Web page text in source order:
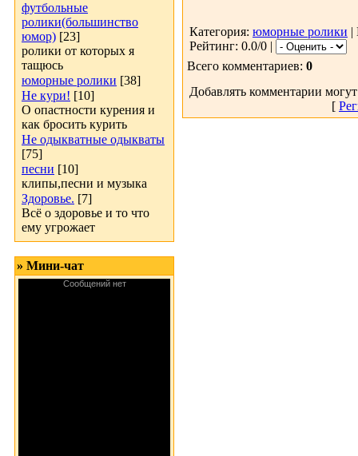
футбольные
ролики(большинство
юмор) [23]
ролики от которых я
тащюсь
юморные ролики [38]
Не кури! [10]
О опастности курения и
как бросить курить
Не одыкватные одыкваты
[75]
песни [10]
клипы,песни и музыка
Здоровье. [7]
Всё о здоровье и то что
ему угрожает
» Мини-чат
Категория: юморные ролики |
Рейтинг: 0.0/0 |
Всего комментариев: 0
Добавлять комментарии
[